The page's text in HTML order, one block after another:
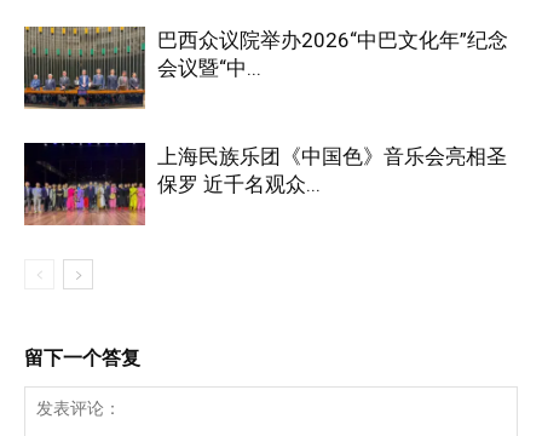
巴西众议院举办2026“中巴文化年”纪念
会议暨“中...
上海民族乐团《中国色》音乐会亮相圣
保罗 近千名观众...
留下一个答复